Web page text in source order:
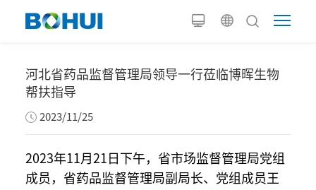
河北省药品监督管理局领导一行莅临博晖生物
帮扶指导
2023/11/25
2023年11月21日下午，省市场监督管理局党组
成员，省药品监督管理局副局长、党组成员王